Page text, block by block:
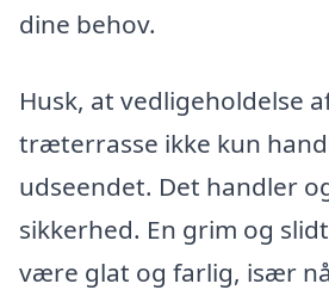
dine behov.
Husk, at vedligeholdelse
træterrasse ikke kun
udseendet. Det handler
sikkerhed. En grim og
være glat og farlig, især